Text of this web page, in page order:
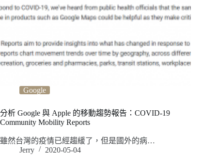
Google
分析 Google 與 Apple 的移動趨勢報告：COVID-19
Community Mobility Reports
雖然台灣的疫情已經趨緩了，但是國外的病…
Jerry
2020-05-04